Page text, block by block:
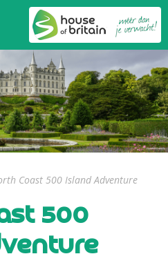
Coast 500 Island Adventure
500